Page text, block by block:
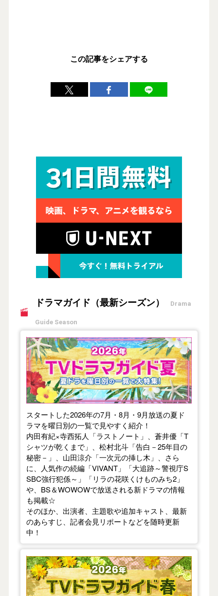
この記事をシェアする
ドラマガイド（最新シーズン） Drama
Guide Season
【2026年夏】TVドラマガイド
スタートした2026年の7月・8月・9月放送の夏ド
ラマを曜日別の一覧で見やすく紹介！
内田有紀×寺西拓人「ラストノート」、蒼井優「T
シャツが乾くまで」、松村北斗「告白－25年目の
秘密－」、山田涼介「一次元の挿し木」、さら
に、人気作の続編「VIVANT」「大追跡～警視庁S
SBC強行犯係～」「リラの花咲くけものみち2」
や、BS＆WOWOWで放送される新ドラマの情報
も掲載☆
そのほか、出演者、主題歌や追加キャスト、最新
のあらすじ、記者会見リポートなどを随時更新
中！
【2026年春】TVドラマガイド